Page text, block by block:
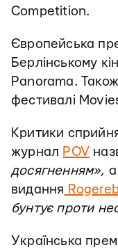
Competition.
Європейська
Берлінському
Panorama.
фестивалі
Критики
журнал POV
досягненням», а
видання
бунтує проти
Українська